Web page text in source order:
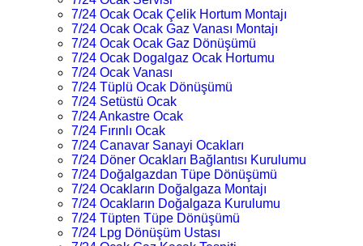
7/24 Ocak Ocak Çelik Hortum Montajı
7/24 Ocak Ocak Gaz Vanası Montajı
7/24 Ocak Ocak Gaz Dönüşümü
7/24 Ocak Dogalgaz Ocak Hortumu
7/24 Ocak Vanası
7/24 Tüplü Ocak Dönüşümü
7/24 Setüstü Ocak
7/24 Ankastre Ocak
7/24 Fırınlı Ocak
7/24 Canavar Sanayi Ocakları
7/24 Döner Ocakları Bağlantısı Kurulumu
7/24 Doğalgazdan Tüpe Dönüşümü
7/24 Ocakların Doğalgaza Montajı
7/24 Ocakların Doğalgaza Kurulumu
7/24 Tüpten Tüpe Dönüşümü
7/24 Lpg Dönüşüm Ustası